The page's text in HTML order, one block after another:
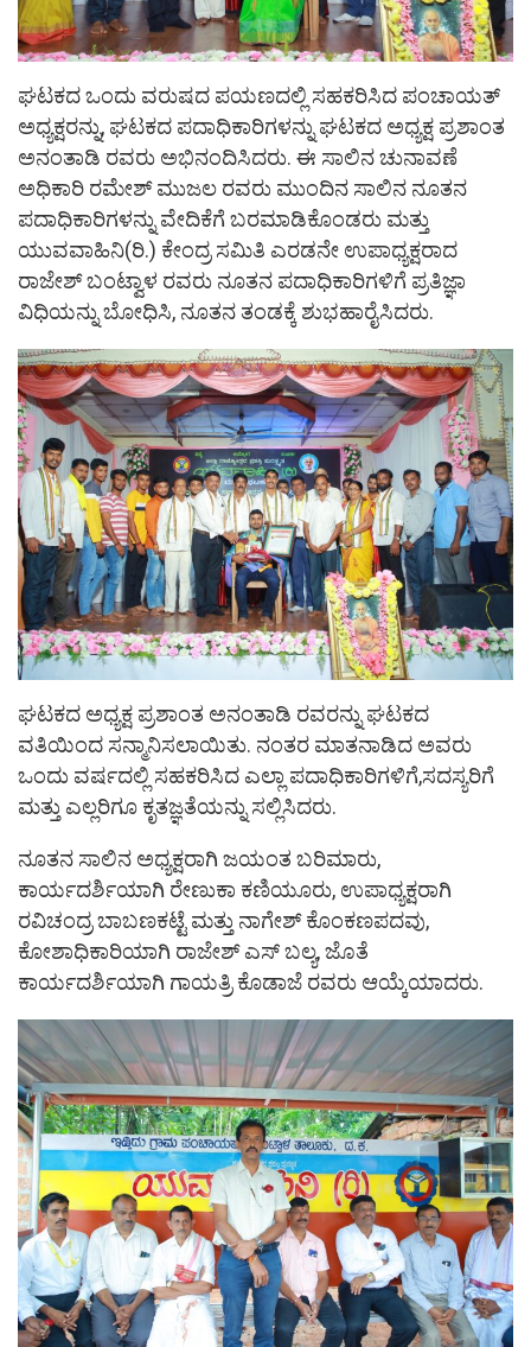
ಘಟಕದ ಒಂದು ವರುಷದ ಪಯಣದಲ್ಲಿ ಸಹಕರಿಸಿದ ಪಂಚಾಯತ್
ಅಧ್ಯಕ್ಷರನ್ನು, ಘಟಕದ ಪದಾಧಿಕಾರಿಗಳನ್ನು ಘಟಕದ ಅಧ್ಯಕ್ಷ ಪ್ರಶಾಂತ
ಅನಂತಾಡಿ ರವರು ಅಭಿನಂದಿಸಿದರು. ಈ ಸಾಲಿನ ಚುನಾವಣೆ
ಅಧಿಕಾರಿ ರಮೇಶ್ ಮುಜಲ ರವರು ಮುಂದಿನ ಸಾಲಿನ ನೂತನ
ಪದಾಧಿಕಾರಿಗಳನ್ನು ವೇದಿಕೆಗೆ ಬರಮಾಡಿಕೊಂಡರು ಮತ್ತು
ಯುವವಾಹಿನಿ(ರಿ.) ಕೇಂದ್ರ ಸಮಿತಿ ಎರಡನೇ ಉಪಾಧ್ಯಕ್ಷರಾದ
ರಾಜೇಶ್ ಬಂಟ್ವಾಳ ರವರು ನೂತನ ಪದಾಧಿಕಾರಿಗಳಿಗೆ ಪ್ರತಿಜ್ಞಾ
ವಿಧಿಯನ್ನು ಬೋಧಿಸಿ, ನೂತನ ತಂಡಕ್ಕೆ ಶುಭಹಾರೈಸಿದರು.
ಘಟಕದ ಅಧ್ಯಕ್ಷ ಪ್ರಶಾಂತ ಅನಂತಾಡಿ ರವರನ್ನು ಘಟಕದ
ವತಿಯಿಂದ ಸನ್ಮಾನಿಸಲಾಯಿತು. ನಂತರ ಮಾತನಾಡಿದ ಅವರು
ಒಂದು ವರ್ಷದಲ್ಲಿ ಸಹಕರಿಸಿದ ಎಲ್ಲಾ ಪದಾಧಿಕಾರಿಗಳಿಗೆ,ಸದಸ್ಯರಿಗೆ
ಮತ್ತು ಎಲ್ಲರಿಗೂ ಕೃತಜ್ಞತೆಯನ್ನು ಸಲ್ಲಿಸಿದರು.
ನೂತನ ಸಾಲಿನ ಅಧ್ಯಕ್ಷರಾಗಿ ಜಯಂತ ಬರಿಮಾರು,
ಕಾರ್ಯದರ್ಶಿಯಾಗಿ ರೇಣುಕಾ ಕಣಿಯೂರು, ಉಪಾಧ್ಯಕ್ಷರಾಗಿ
ರವಿಚಂದ್ರ ಬಾಬಣಕಟ್ಟೆ ಮತ್ತು ನಾಗೇಶ್ ಕೊಂಕಣಪದವು,
ಕೋಶಾಧಿಕಾರಿಯಾಗಿ ರಾಜೇಶ್ ಎಸ್ ಬಲ್ಯ, ಜೊತೆ
ಕಾರ್ಯದರ್ಶಿಯಾಗಿ ಗಾಯತ್ರಿ ಕೊಡಾಜೆ ರವರು ಆಯ್ಕೆಯಾದರು.